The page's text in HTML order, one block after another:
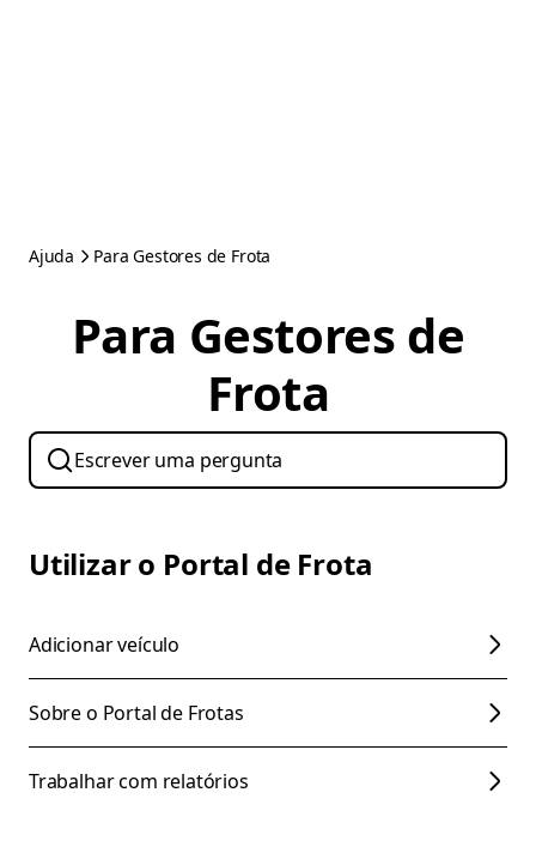
Ajuda Para Gestores de Frota
Para Gestores de
Frota
Utilizar o Portal de Frota
Adicionar veículo
Sobre o Portal de Frotas
Trabalhar com relatórios